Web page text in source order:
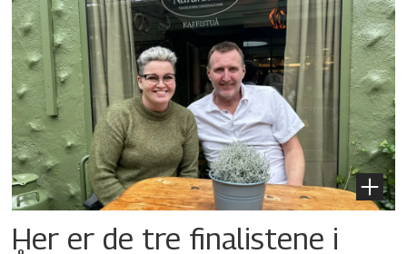
Her er de tre finalistene i